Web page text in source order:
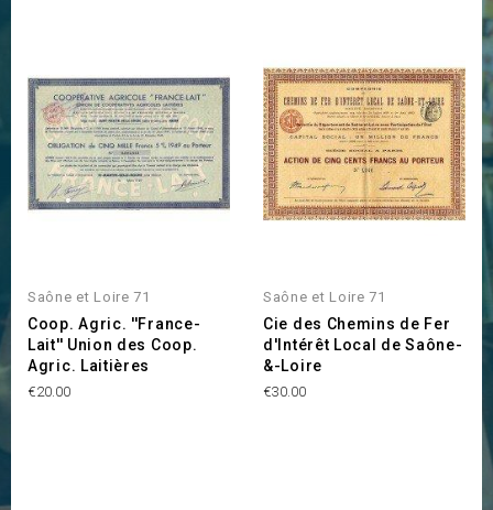
Saône et Loire 71
Coop. Agric. ''France-
Lait'' Union des Coop.
Agric. Laitières
Price
€20.00
Saône et Loire 71
Cie des Chemins de Fer
d'Intérêt Local de Saône-
&-Loire
Price
€30.00